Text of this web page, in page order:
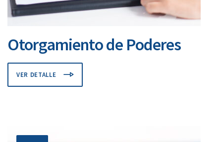
Otorgamiento de Poderes
VER DETALLE